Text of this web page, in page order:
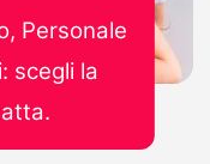
Personale
scegli la